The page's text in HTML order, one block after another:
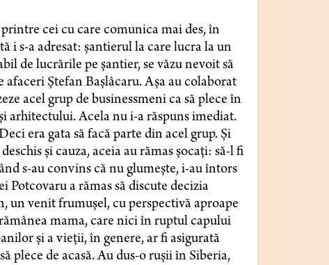
cei cu care comunica mai des, în
i s-a adresat: șantierul la care lucra la un
de lucrările pe șantier, se văzu nevoit să
afaceri Ștefan Bașlâcaru. Așa au colaborat
acel grup de businessmeni ca să plece în
arhitectului. Acela nu i-a răspuns imediat.
era gata să facă parte din acel grup. Și
și cauza, aceia au rămas șocați: să-l fi
s-au convins că nu glumește, i-au întors
Potcovaru a rămas să discute decizia
un venit frumușel, cu perspectivă aproape
mama, care nici în ruptul capului
și a vieții, în genere, ar fi asigurată
plece de acasă. Au dus-o rușii în Siberia,